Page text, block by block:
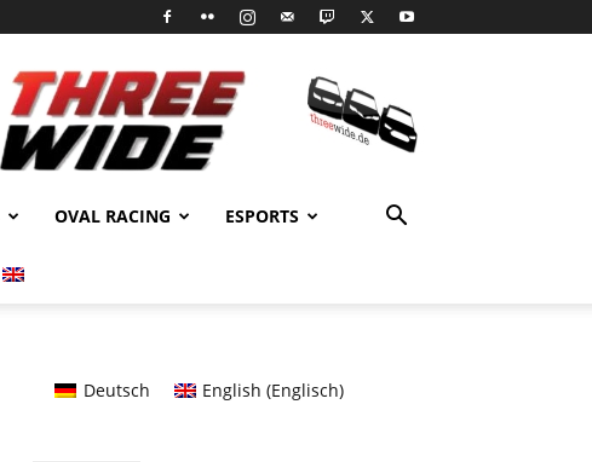
OVAL RACING ESPORTS
Deutsch English (Englisch)